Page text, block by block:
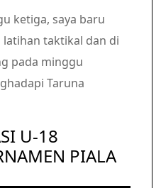
ketiga, saya baru
taktikal dan di
pada minggu
Taruna
U-18
PIALA